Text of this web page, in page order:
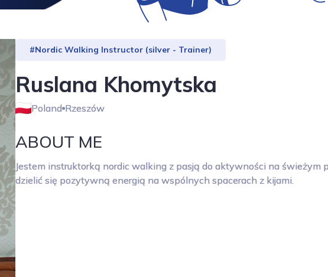
#Nordic Walking Instructor (silver - Trainer)
Ruslana Khomytska
Poland Rzeszów
ABOUT ME
Jestem instruktorką nordic walking z pasją do aktywności na świeżym
dzielić się pozytywną energią na wspólnych spacerach z kijami.